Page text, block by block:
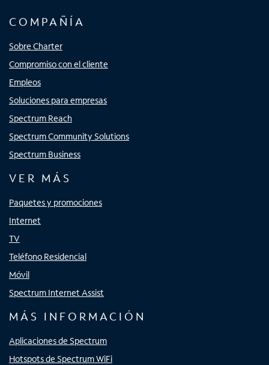
COMPAÑÍA
Sobre Charter
Compromiso con el cliente
Empleos
Soluciones para empresas
Spectrum Reach
Spectrum Community Solutions
Spectrum Business
VER MÁS
Paquetes y promociones
Internet
TV
Teléfono Residencial
Móvil
Spectrum Internet Assist
MÁS INFORMACIÓN
Aplicaciones de Spectrum
Hotspots de Spectrum WiFi